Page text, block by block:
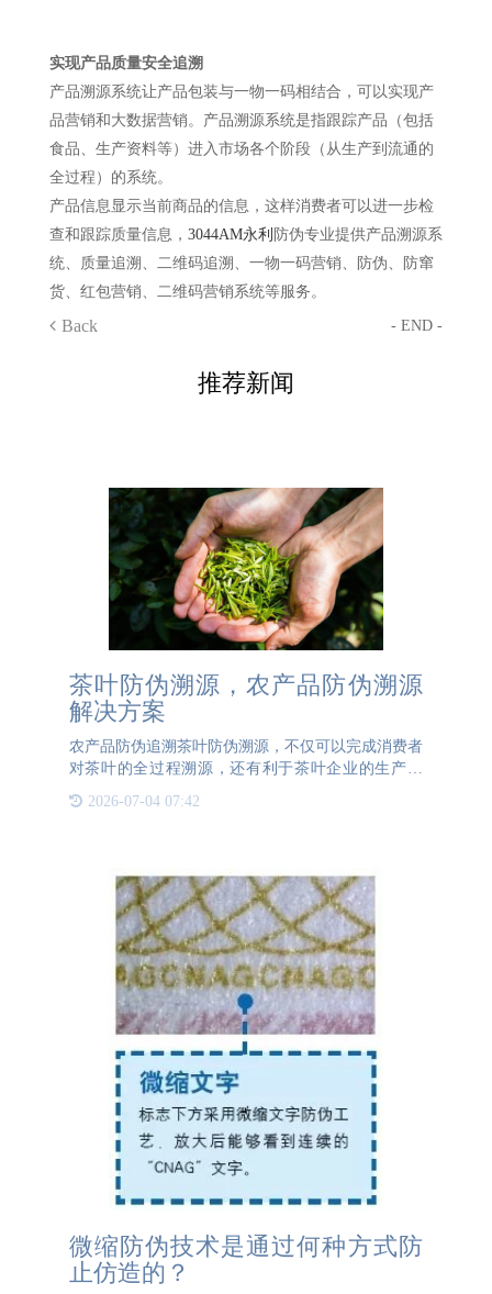
实现产品质量安全追溯
产品溯源系统让产品包装与一物一码相结合，可以实现产
品营销和大数据营销。产品溯源系统是指跟踪产品（包括
食品、生产资料等）进入市场各个阶段（从生产到流通的
全过程）的系统。
产品信息显示当前商品的信息，这样消费者可以进一步检
查和跟踪质量信息， 3044AM永利 防伪专业提供产品溯源系
统、质量追溯、二维码追溯、一物一码营销、防伪、防窜
货、红包营销、二维码营销系统等服务。
Back - END -
推荐新闻
茶叶防伪溯源，农产品防伪溯源
解决方案
农产品防伪追溯茶叶防伪溯源，不仅可以完成消费者
对茶叶的全过程溯源，还有利于茶叶企业的生产管
息、种植活动、茶叶加工、包装、检验和评定等。该
2026-07-04 07:42
微缩防伪技术是通过何种方式防
止仿造的？